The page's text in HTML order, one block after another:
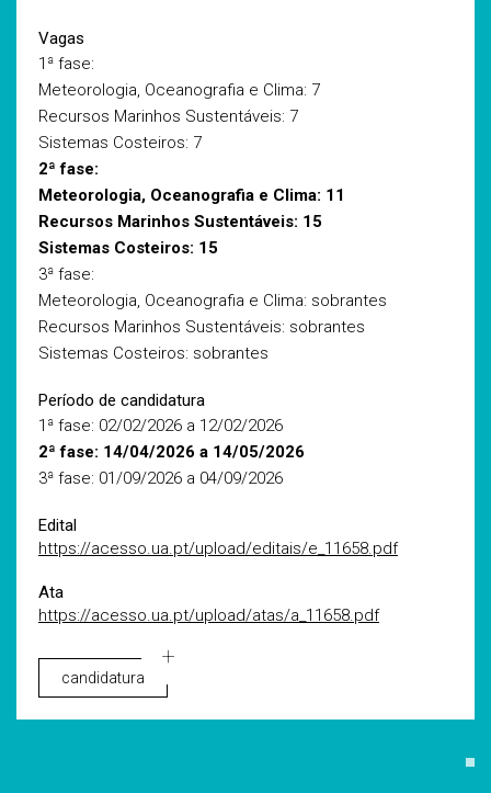
Vagas
1ª fase:
Meteorologia, Oceanografia e Clima: 7
Recursos Marinhos Sustentáveis: 7
Sistemas Costeiros: 7
2ª fase:
Meteorologia, Oceanografia e Clima: 11
Recursos Marinhos Sustentáveis: 15
Sistemas Costeiros: 15
3ª fase:
Meteorologia, Oceanografia e Clima: sobrantes
Recursos Marinhos Sustentáveis: sobrantes
Sistemas Costeiros: sobrantes
Período de candidatura
1ª fase: 02/02/2026 a 12/02/2026
2ª fase: 14/04/2026 a 14/05/2026
3ª fase: 01/09/2026 a 04/09/2026
Edital
https://acesso.ua.pt/upload/editais/e_11658.pdf
Ata
https://acesso.ua.pt/upload/atas/a_11658.pdf
candidatura